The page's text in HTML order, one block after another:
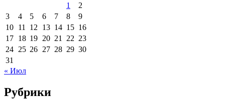
1
2
3
4 5 6 7 8
9
10 11 12 13 14 15 16
17 18 19 20 21 22 23
24 25 26 27 28 29 30
31
« Июл
Рубрики